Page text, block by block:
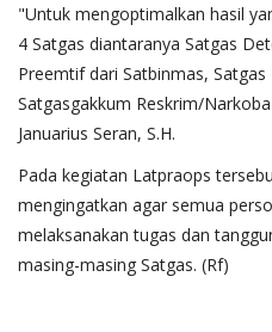
"Untuk mengoptimalkan hasil
4 Satgas diantaranya Satgas
Preemtif dari Satbinmas,
Satgasgakkum Reskrim/
Januarius Seran, S.H.
Pada kegiatan Latpraops
mengingatkan agar semua
melaksanakan tugas dan
masing-masing Satgas. (Rf)